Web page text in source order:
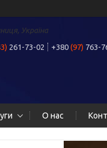
Україна
261-73-02 +380 (97) 763-
О нас